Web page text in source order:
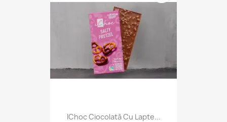
IChoc Ciocolată Cu Lapte...